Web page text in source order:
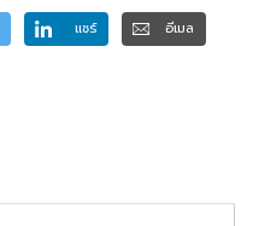
แชร์
อีเมล